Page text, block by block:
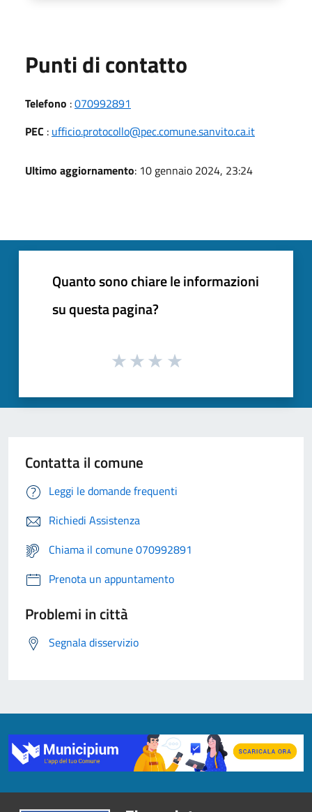
Punti di contatto
Telefono :070992891
PEC : ufficio.protocollo@pec.comune.sanvito.ca.it
Ultimo aggiornamento: 10 gennaio 2024, 23:24
Quanto sono chiare le informazioni
su questa pagina?
Contatta il comune
Leggi le domande frequenti
Richiedi Assistenza
Chiama il comune 070992891
Prenota un appuntamento
Problemi in città
Segnala disservizio